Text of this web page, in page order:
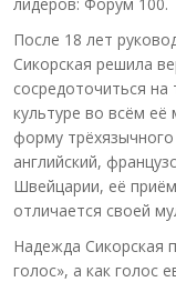
После 18 лет
Сикорская решила
сосредоточиться на
культуре во всём
форму трёхязычного
английский,
Швейцарии, её
отличается своей
Надежда Сикорская
голос», а как голос